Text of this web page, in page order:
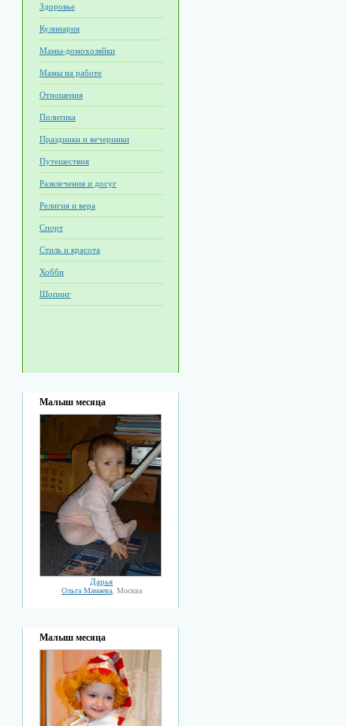
Здоровье
Кулинария
Мамы-домохозяйки
Мамы на работе
Отношения
Политика
Праздники и вечеринки
Путешествия
Развлечения и досуг
Религия и вера
Спорт
Стиль и красота
Хобби
Шопинг
Малыш месяца
Дарья
Ольга Мамаева, Москва
Малыш месяца